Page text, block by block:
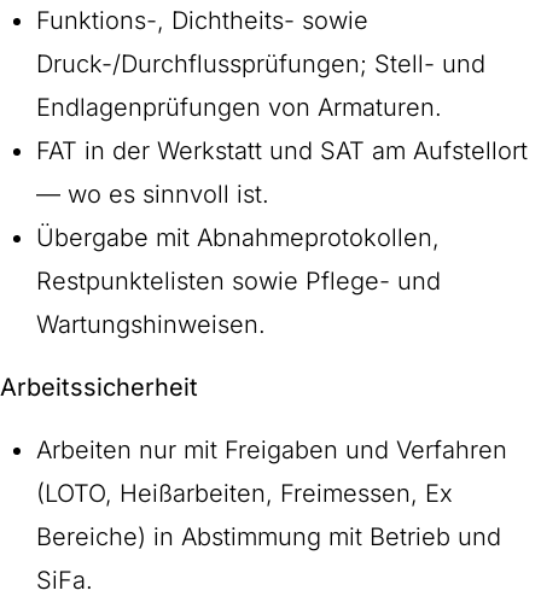
Funktions-, Dichtheits- sowie
Druck-/Durchflussprüfungen; Stell- und
Endlagenprüfungen von Armaturen.
FAT in der Werkstatt und SAT am Aufstellort
— wo es sinnvoll ist.
Übergabe mit Abnahmeprotokollen,
Restpunktelisten sowie Pflege- und
Wartungshinweisen.
Arbeitssicherheit
Arbeiten nur mit Freigaben und Verfahren
(LOTO, Heißarbeiten, Freimessen, Ex
Bereiche) in Abstimmung mit Betrieb und
SiFa.